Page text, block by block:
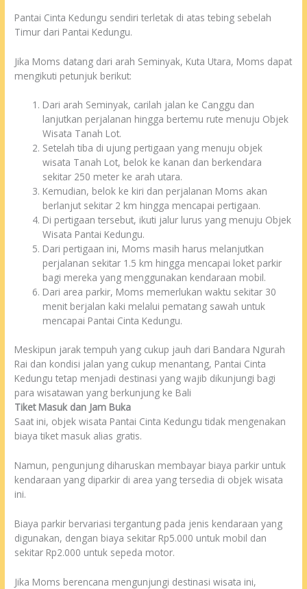
Pantai Cinta Kedungu sendiri terletak di atas tebing sebelah
Timur dari Pantai Kedungu.
Jika Moms datang dari arah Seminyak, Kuta Utara, Moms dapat
mengikuti petunjuk berikut:
Dari arah Seminyak, carilah jalan ke Canggu dan
lanjutkan perjalanan hingga bertemu rute menuju Objek
Wisata Tanah Lot.
Setelah tiba di ujung pertigaan yang menuju objek
wisata Tanah Lot, belok ke kanan dan berkendara
sekitar 250 meter ke arah utara.
Kemudian, belok ke kiri dan perjalanan Moms akan
berlanjut sekitar 2 km hingga mencapai pertigaan.
Di pertigaan tersebut, ikuti jalur lurus yang menuju Objek
Wisata Pantai Kedungu.
Dari pertigaan ini, Moms masih harus melanjutkan
perjalanan sekitar 1.5 km hingga mencapai loket parkir
bagi mereka yang menggunakan kendaraan mobil.
Dari area parkir, Moms memerlukan waktu sekitar 30
menit berjalan kaki melalui pematang sawah untuk
mencapai Pantai Cinta Kedungu.
Meskipun jarak tempuh yang cukup jauh dari Bandara Ngurah
Rai dan kondisi jalan yang cukup menantang, Pantai Cinta
Kedungu tetap menjadi destinasi yang wajib dikunjungi bagi
para wisatawan yang berkunjung ke Bali
Tiket Masuk dan Jam Buka
Saat ini, objek wisata Pantai Cinta Kedungu tidak mengenakan
biaya tiket masuk alias gratis.
Namun, pengunjung diharuskan membayar biaya parkir untuk
kendaraan yang diparkir di area yang tersedia di objek wisata
ini.
Biaya parkir bervariasi tergantung pada jenis kendaraan yang
digunakan, dengan biaya sekitar Rp5.000 untuk mobil dan
sekitar Rp2.000 untuk sepeda motor.
Jika Moms berencana mengunjungi destinasi wisata ini,